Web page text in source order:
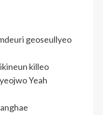
geoseullyeo
killeo
Yeah